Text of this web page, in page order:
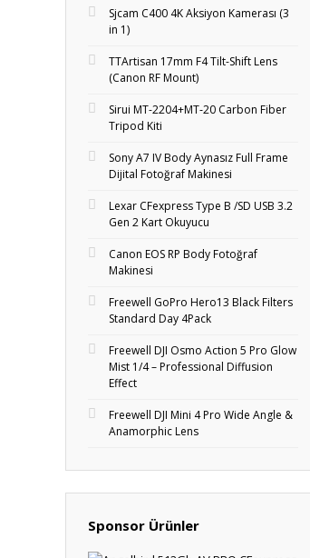
Sjcam C400 4K Aksiyon Kamerası (3
in 1)
TTArtisan 17mm F4 Tilt-Shift Lens
(Canon RF Mount)
Sirui MT-2204+MT‑20 Carbon Fiber
Tripod Kiti
Sony A7 IV Body Aynasız Full Frame
Dijital Fotoğraf Makinesi
Lexar CFexpress Type B /SD USB 3.2
Gen 2 Kart Okuyucu
Canon EOS RP Body Fotoğraf
Makinesi
Freewell GoPro Hero13 Black Filters
Standard Day 4Pack
Freewell DJI Osmo Action 5 Pro Glow
Mist 1/4 – Professional Diffusion
Effect
Freewell DJI Mini 4 Pro Wide Angle &
Anamorphic Lens
Sponsor Ürünler